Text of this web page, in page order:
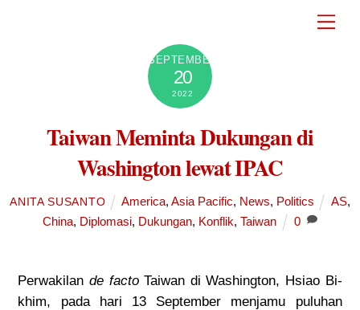
SEPTEMBER
20
2022
Taiwan Meminta Dukungan di
Washington lewat IPAC
ANITA SUSANTO America, Asia Pacific, News, Politics AS,
China, Diplomasi, Dukungan, Konflik,Taiwan 0
Perwakilande factoTaiwan di Washington, Hsiao Bi-
khim, pada hari 13 September menjamu puluhan